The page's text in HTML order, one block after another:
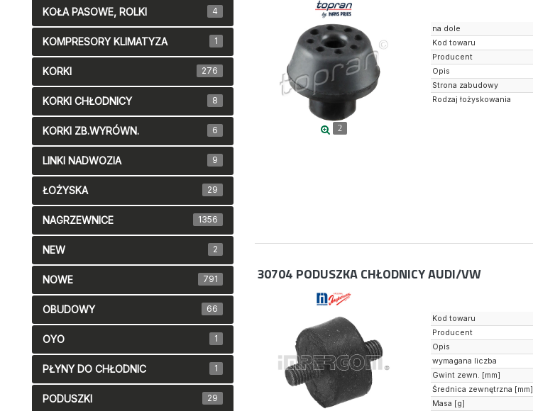
2
na dole
Kod towaru
Producent
Opis
Strona zabudowy
Rodzaj łożyskowania
30704 PODUSZKA CHŁODNICY AUDI/VW
Kod towaru
Producent
Opis
wymagana liczba
Gwint zewn. [mm]
Średnica zewnętrzna [mm]
Masa [g]
KOŁA PASOWE, ROLKI 4
KOMPRESORY KLIMATYZA 1
KORKI 276
KORKI CHŁODNICY 8
KORKI ZB.WYRÓWN. 6
LINKI NADWOZIA 9
ŁOŻYSKA 29
NAGRZEWNICE 1356
NEW 2
NOWE 791
OBUDOWY 66
OYO 1
PŁYNY DO CHŁODNIC 1
PODUSZKI 29